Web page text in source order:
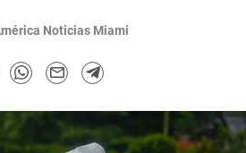
Noticias Miami